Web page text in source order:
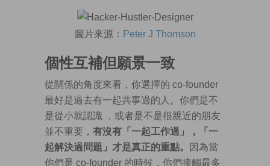
圖片來源： Peter J Thomson
個性互補但願景一致
從關係的角度來看，你選擇的 co-founder
最好是過去有一起共事過的人。你們是不
是從小就認識 ，或者是不是很親近的朋友
並不重要， 有沒有「一起工作過」，「一
起解決過問題」才是真正的重點。
因為當
你們是 co-founder 的時候，你們接觸最多